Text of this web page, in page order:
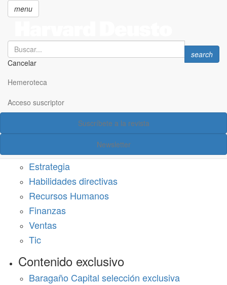
principal
menu
Search
Cancelar
Search
search
Hemeroteca
Acceso suscriptor
Suscríbete a la revista
Newsletter
Acceso suscriptor
Estrategia
Habilidades directivas
Recursos Humanos
Finanzas
Ventas
Tic
Contenido exclusivo
Baragaño Capital selección exclusiva